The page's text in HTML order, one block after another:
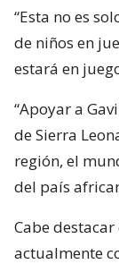
“Esta no es
de niños en
estará en
“Apoyar a
de Sierra
región, el
del país
Cabe
actualmente